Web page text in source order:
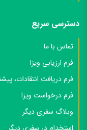
دسترسی سریع
تماس با ما
فرم ارزیابی ویزا
فرم دریافت انتقادات،
فرم درخواست ویزا
وبلاگ سفری دیگر